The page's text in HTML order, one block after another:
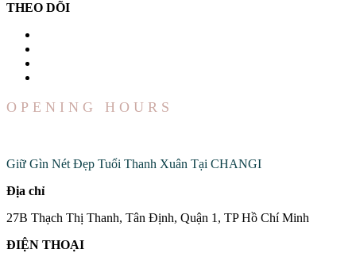
THEO DÕI
OPENING HOURS
Giữ Gìn Nét Đẹp Tuổi Thanh Xuân Tại CHANGI
Địa chỉ
27B Thạch Thị Thanh, Tân Định, Quận 1, TP Hồ Chí Minh
ĐIỆN THOẠI